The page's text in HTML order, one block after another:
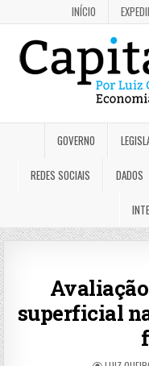
INÍCIO
GOVERNO
REDES SOCIAIS DADOS
superficial